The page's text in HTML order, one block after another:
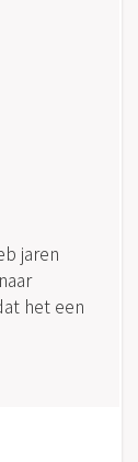
jaren
het een